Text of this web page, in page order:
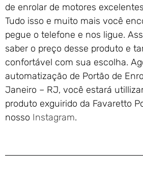
de enrolar de motores
Tudo isso e muito mais você
pegue o telefone e nos ligue.
saber o preço desse produto e
confortável com sua escolha.
automatização de Portão de
Janeiro – RJ, você estará
produto exguirido da Favaretto
nosso Instagram.